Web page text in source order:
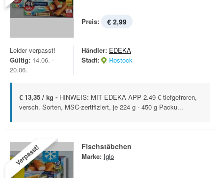
Preis: € 2,99
Leider verpasst!
Gültig: 14.06. -
20.06.
Händler: EDEKA
Stadt:
Rostock
€ 13,35 / kg - HINWEIS: MIT EDEKA APP 2.49 € tiefgefroren,
versch. Sorten, MSC-zertifiziert, je 224 g - 450 g Packu...
Verpasst! Fischstäbchen
Marke: Iglo